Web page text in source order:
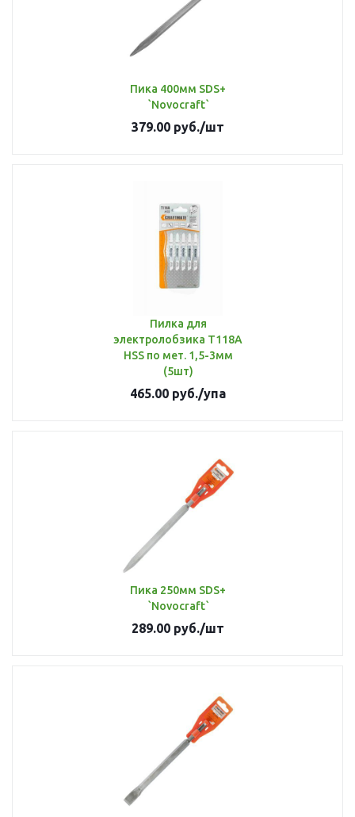
Пика 400мм SDS+
`Novocraft`
379.00 руб./шт
Пилка для
электролобзика Т118А
HSS по мет. 1,5-3мм
(5шт)
465.00 руб./упа
Пика 250мм SDS+
`Novocraft`
289.00 руб./шт